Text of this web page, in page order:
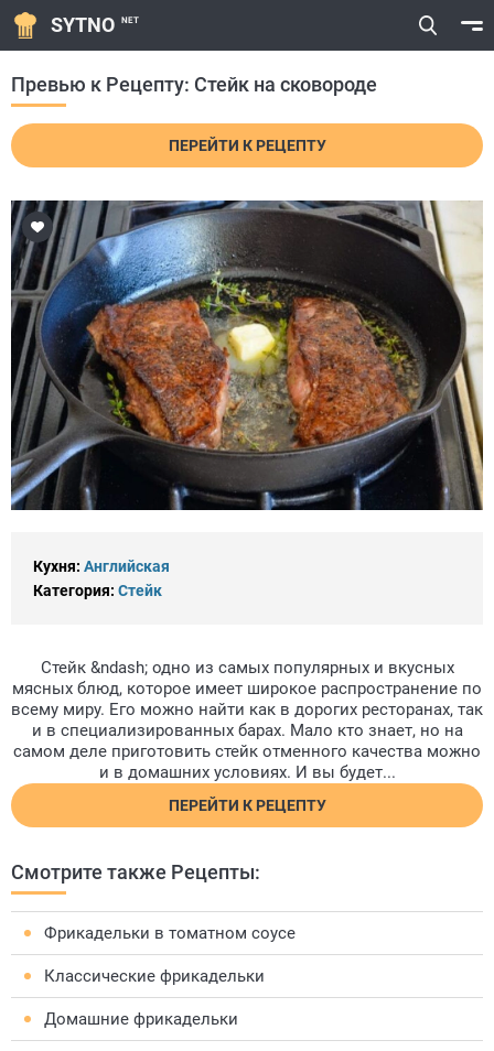
SYTNO NET
Превью к Рецепту: Стейк на сковороде
ПЕРЕЙТИ К РЕЦЕПТУ
Кухня: Английская
Категория: Стейк
Стейк &ndash; одно из самых популярных и вкусных
мясных блюд, которое имеет широкое распространение по
всему миру. Его можно найти как в дорогих ресторанах, так
и в специализированных барах. Мало кто знает, но на
самом деле приготовить стейк отменного качества можно
и в домашних условиях. И вы будет...
ПЕРЕЙТИ К РЕЦЕПТУ
Смотрите также Рецепты:
Фрикадельки в томатном соусе
Классические фрикадельки
Домашние фрикадельки